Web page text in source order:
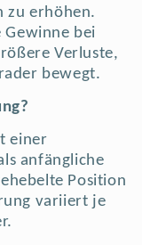
zu erhöhen.
Gewinne bei
Verluste,
bewegt.
einer
anfängliche
Position
variiert je